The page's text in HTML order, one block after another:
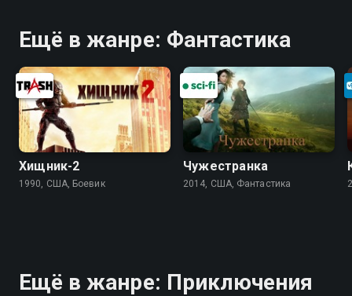
Ещё в жанре: Фантастика
Хищник-2
1990, США, Боевик
Чужестранка
2014, США, Фантастика
Ещё в жанре: Приключения